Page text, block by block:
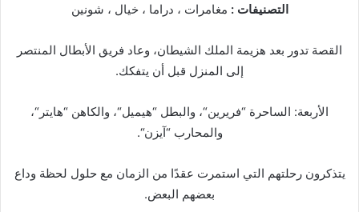
التصنيفات : مغامرات ، دراما ، خيال ، شونين
القصة تدور بعد هزيمة الملك الشيطان، وعاد فريق الأبطال المنتصر
إلى المنزل قبل أن يتفكك.
الأربعة: الساحرة “فريرين“، والبطل “هيميل“، والكاهن “هايتر“،
والمحارب “آيزن“.
يتذكرون رحلتهم التي استمرت عقدًا من الزمان مع حلول لحظة وداع
بعضهم البعض.